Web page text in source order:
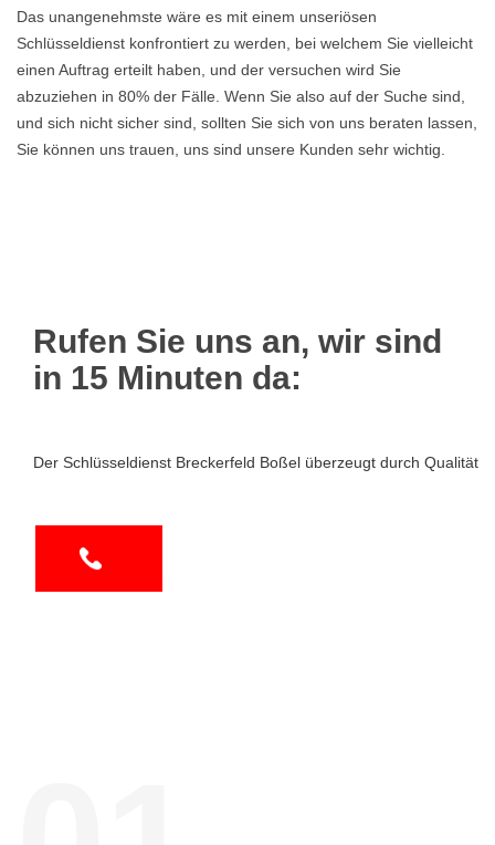
Das unangenehmste wäre es mit einem unseriösen
Schlüsseldienst konfrontiert zu werden, bei welchem Sie vielleicht
einen Auftrag erteilt haben, und der versuchen wird Sie
abzuziehen in 80% der Fälle. Wenn Sie also auf der Suche sind,
und sich nicht sicher sind, sollten Sie sich von uns beraten lassen,
Sie können uns trauen, uns sind unsere Kunden sehr wichtig.
Rufen Sie uns an, wir sind
in 15 Minuten da:
Der Schlüsseldienst Breckerfeld Boßel überzeugt durch Qualität